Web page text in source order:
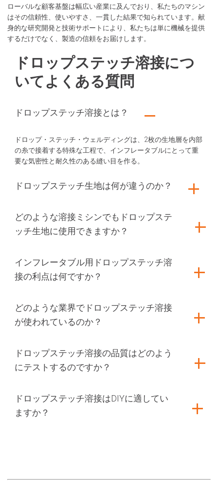
ローバルな顧客基盤は幅広い産業に及んでおり、私たちのマシン
はその信頼性、使いやすさ、一貫した結果で知られています。献
身的な研究開発と技術サポートにより、私たちは単に機械を提供
するだけでなく、製造の信頼をお届けします。
ドロップステッチ溶接につ
いてよくある質問
ドロップステッチ溶接とは？
ドロップ・ステッチ・ウェルディングは、2枚の生地層を内部
の糸で接着する特殊な工程で、インフレータブルにとって重
要な気密性と耐久性のある縫い目を作る。
ドロップステッチ生地は何が違うのか？
どのような溶接ミシンでもドロップステ
ッチ生地に使用できますか？
インフレータブル用ドロップステッチ溶
接の利点は何ですか？
どのような業界でドロップステッチ溶接
が使われているのか？
ドロップステッチ溶接の品質はどのよう
にテストするのですか？
ドロップステッチ溶接はDIYに適してい
ますか？